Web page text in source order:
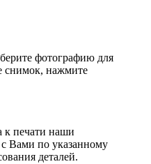
фотографию для
снимок, нажмите
к печати наши
с Вами по указанному
деталей.